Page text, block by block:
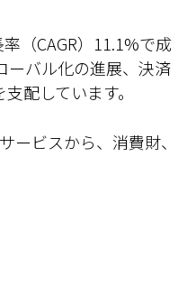
（CAGR）11.1%で成
ーバル化の進展、決済
配しています。
ビスから、消費財、